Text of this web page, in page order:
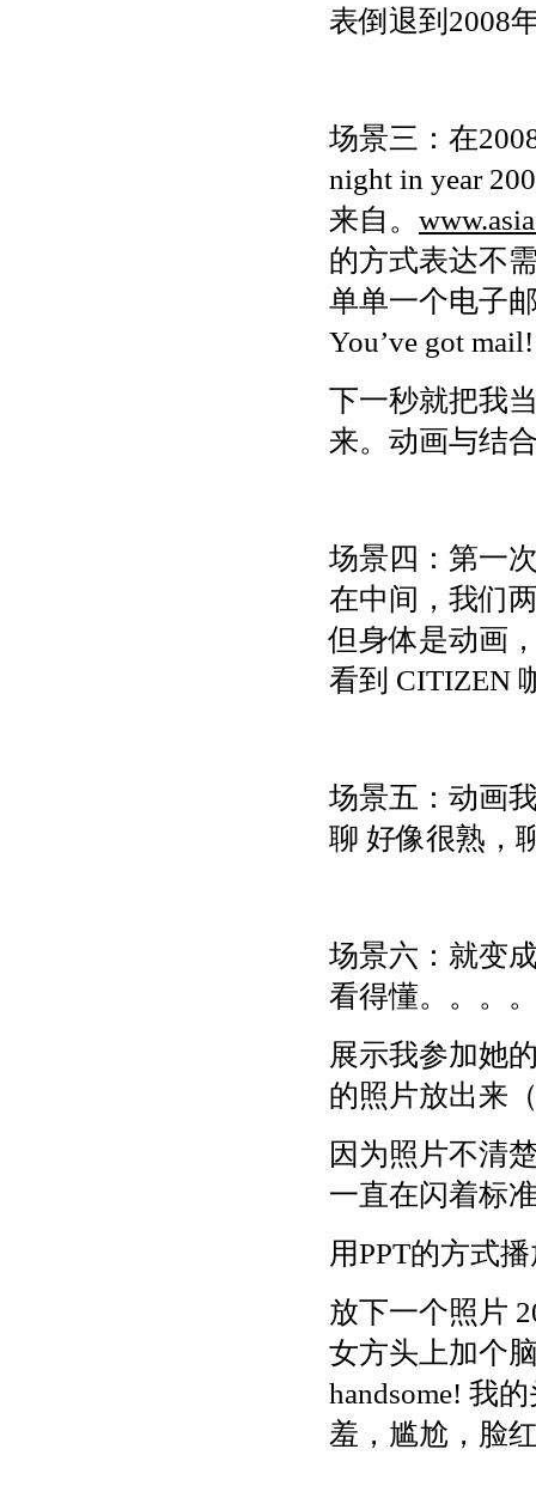
表倒退到2008
场景三：在
night in year
来自。
的方式表达不
单单一个电子
You’ve got mail!
下一秒就把我
来。动画与结
场景四：第一
在中间，我们
但身体是动画
看到 CITIZEN
场景五：动画
聊 好像很熟，
场景六：就变
看得懂。。。
展示我参加她
的照片放出来
因为照片不清
一直在闪着标
用PPT的方式
放下一个照片
女方头上加个
handsome! 我
羞，尴尬，脸